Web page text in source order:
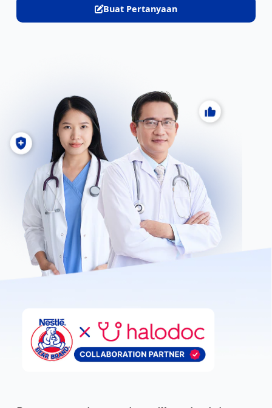
Buat Pertanyaan